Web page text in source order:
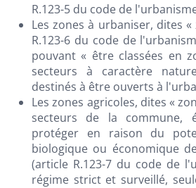
R.123-5 du code de
Les zones à urbaniser, dites
R.123-6 du code de
pouvant « être classées en
secteurs à caractère
destinés à être ouverts à
Les zones agricoles, dites «
secteurs de la commune,
protéger en raison du
biologique ou économique
(article R.123-7 du code de
régime strict et surveillé,